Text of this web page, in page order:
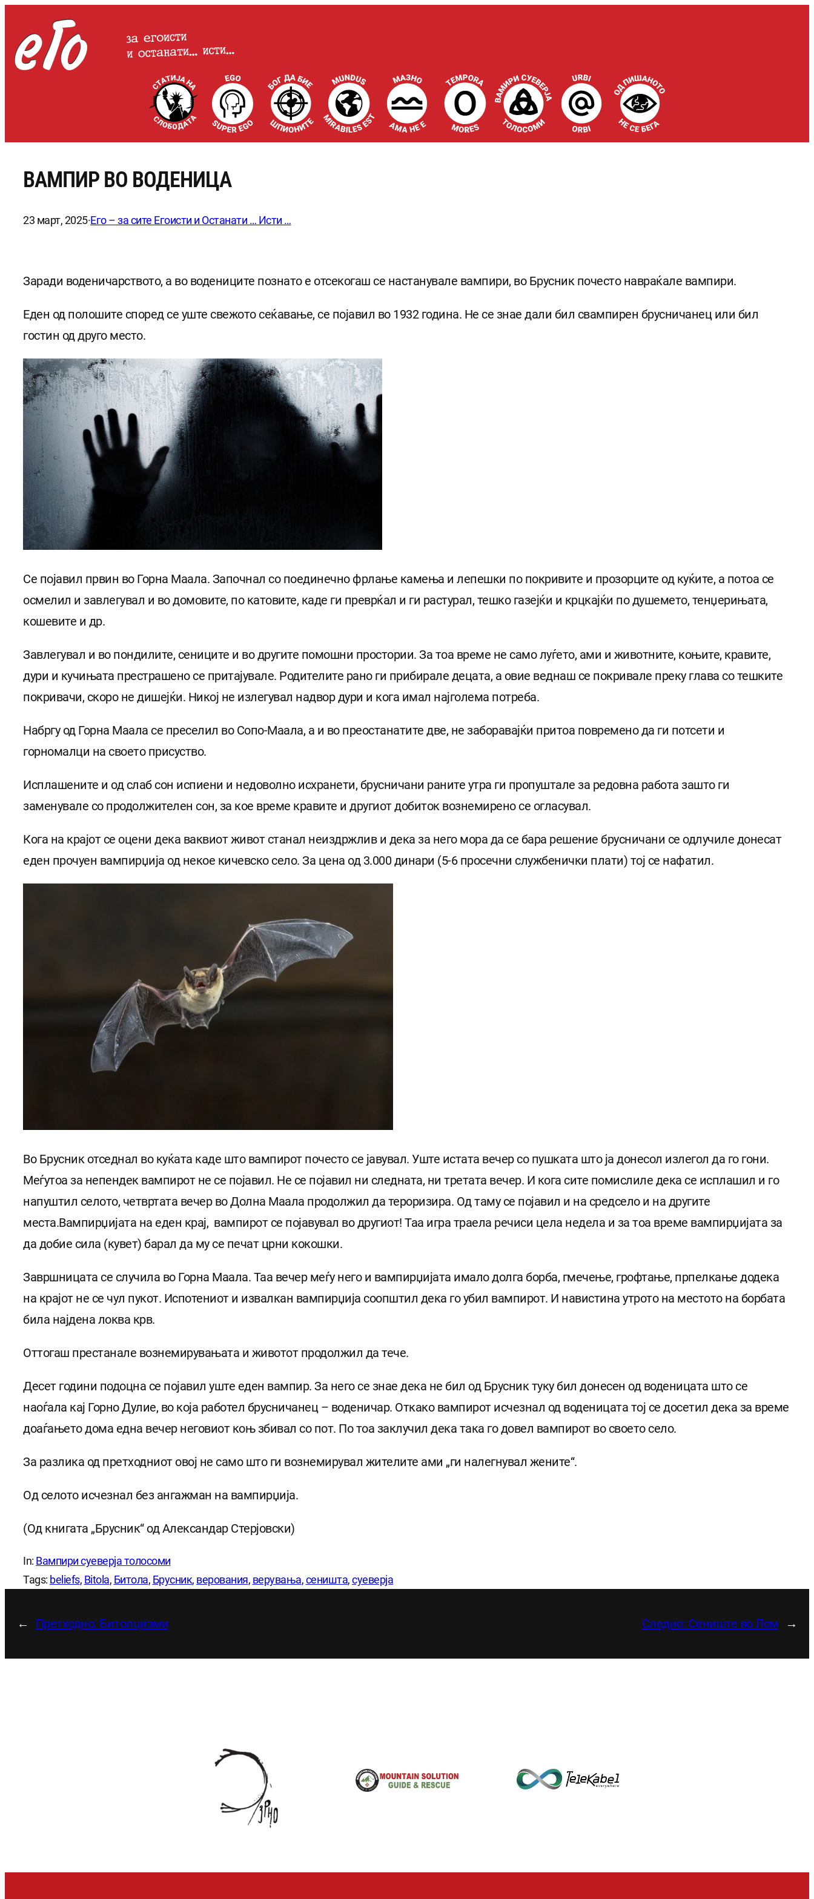
содржината
ВАМПИР ВО ВОДЕНИЦА
23 март, 2025·Его – за сите Егоисти и Останати … Исти …
Заради воденичарството, а во водениците познато е отсекогаш се настанувале вампири, во Брусник почесто навраќале вампири.
Еден од полошите според се уште свежото сеќавање, се појавил во 1932 година. Не се знае дали бил свампирен брусничанец или бил
гостин од друго место.
Се појавил првин во Горна Маала. Започнал со поединечно фрлање камења и лепешки по покривите и прозорците од куќите, а потоа се
осмелил и завлегувал и во домовите, по катовите, каде ги преврќал и ги растурал, тешко газејќи и крцкајќи по душемето, тенџерињата,
кошевите и др.
Завлегувал и во пондилите, сениците и во другите помошни простории. За тоа време не само луѓето, ами и животните, коњите, кравите,
дури и кучињата престрашено се притајувале. Родителите рано ги прибирале децата, а овие веднаш се покривале преку глава со тешките
покривачи, скоро не дишејќи. Никој не излегувал надвор дури и кога имал најголема потреба.
Набргу од Горна Маала се преселил во Сопо-Маала, а и во преостанатите две, не заборавајќи притоа повремено да ги потсети и
горномалци на своето присуство.
Исплашените и од слаб сон испиени и недоволно исхранети, брусничани раните утра ги пропуштале за редовна работа зашто ги
заменувале со продолжителен сон, за кое време кравите и другиот добиток вознемирено се огласувал.
Кога на крајот се оцени дека ваквиот живот станал неиздржлив и дека за него мора да се бара решение брусничани се одлучиле донесат
еден прочуен вампирџија од некое кичевско село. За цена од 3.000 динари (5-6 просечни службенички плати) тој се нафатил.
Во Брусник отседнал во куќата каде што вампирот почесто се јавувал. Уште истата вечер со пушката што ја донесол излегол да го гони.
Меѓутоа за непендек вампирот не се појавил. Не се појавил ни следната, ни третата вечер. И кога сите помислиле дека се исплашил и го
напуштил селото, четвртата вечер во Долна Маала продолжил да тероризира. Од таму се појавил и на средсело и на другите
места.Вампирџијата на еден крај, вампирот се појавувал во другиот! Таа игра траела речиси цела недела и за тоа време вампирџијата за
да добие сила (кувет) барал да му се печат црни кокошки.
Завршницата се случила во Горна Маала. Таа вечер меѓу него и вампирџијата имало долга борба, гмечење, грофтање, прпелкање додека
на крајот не се чул пукот. Испотениот и извалкан вампирџија соопштил дека го убил вампирот. И навистина утрото на местото на борбата
била најдена локва крв.
Оттогаш престанале вознемирувањата и животот продолжил да тече.
Десет години подоцна се појавил уште еден вампир. За него се знае дека не бил од Брусник туку бил донесен од воденицата што се
наоѓала кај Горно Дулие, во која работел брусничанец – воденичар. Откако вампирот исчезнал од воденицата тој се досетил дека за време
доаѓањето дома една вечер неговиот коњ збивал со пот. По тоа заклучил дека така го довел вампирот во своето село.
За разлика од претходниот овој не само што ги вознемирувал жителите ами „ги налегнувал жените“.
Од селото исчезнал без ангажман на вампирџија.
(Од книгата „Брусник“ од Александар Стерјовски)
In: Вампири суеверја толосоми
Tags: beliefs, Bitola, Битола, Брусник, верования, верувања, сеништа, суеверја
← Претходно: Битолцизми Следно: Сениште во Лом →